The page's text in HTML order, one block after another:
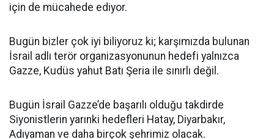
için de mücahede ediyor.
Bugün bizler çok iyi biliyoruz ki; karşımızda bulunan
İsrail adlı terör organizasyonunun hedefi yalnızca
Gazze, Kudüs yahut Batı Şeria ile sınırlı değil.
Bugün İsrail Gazze’de başarılı olduğu takdirde
Siyonistlerin yarınki hedefleri Hatay, Diyarbakır,
Adıyaman ve daha birçok şehrimiz olacak.